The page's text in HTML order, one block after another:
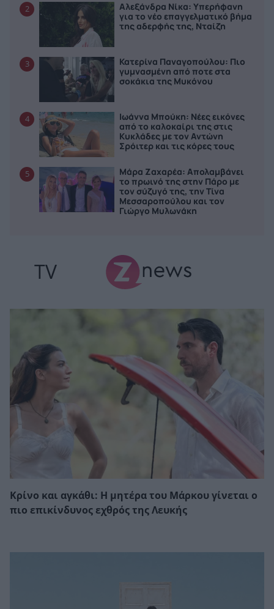
2
Αλεξάνδρα Νίκα: Υπερήφανη
για το νέο επαγγελματικό βήμα
της αδερφής της, Νταίζη
3
Κατερίνα Παναγοπούλου: Πιο
γυμνασμένη από ποτε στα
σοκάκια της Μυκόνου
4
Ιωάννα Μπούκη: Νέες εικόνες
από το καλοκαίρι της στις
Κυκλάδες με τον Αντώνη
Σρόιτερ και τις κόρες τους
5
Μάρα Ζαχαρέα: Απολαμβάνει
το πρωινό της στην Πάρο με
τον σύζυγό της, την Τίνα
Μεσσαροπούλου και τον
Γιώργο Μυλωνάκη
TV
Κρίνο και αγκάθι: Η μητέρα του Μάρκου γίνεται ο
πιο επικίνδυνος εχθρός της Λευκής